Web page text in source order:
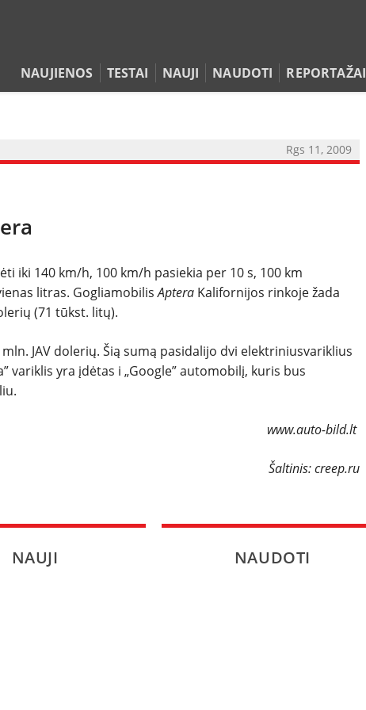
NAUJIENOS TESTAI NAUJI NAUDOTI REPORTAŽAI
NAUJIENOS
NAUDOTI
REPORTAŽAI
SPORTAS
Rgs 11, 2009
iki 140 km/h, 100 km/h pasiekia per 10 s, 100 km
litras. GogliamobilisAptera Kalifornijos rinkoje žada
(71 tūkst. litų).
JAV dolerių. Šią sumą pasidalijo dvi elektriniusvariklius
variklis yra įdėtas i „Google” automobilį, kuris bus
www.auto-bild.lt
Šaltinis: creep.ru
NAUJI NAUDOTI